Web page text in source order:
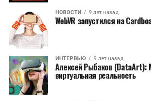
НОВОСТИ 9 лет назад
WebVR запустился на
ИНТЕРВЬЮ 9 лет назад
Алексей Рыбаков (DataArt):
виртуальная реальность